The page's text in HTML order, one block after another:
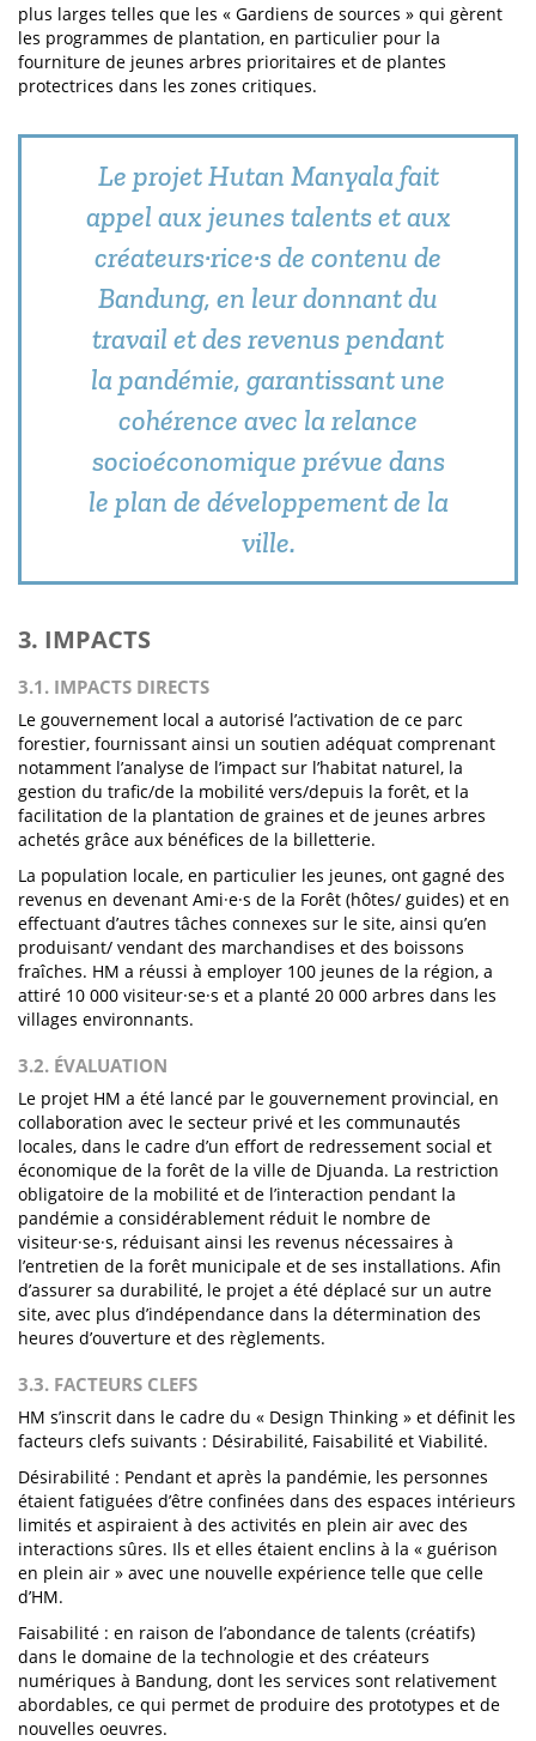
plus larges telles que les « Gardiens de sources » qui gèrent
les programmes de plantation, en particulier pour la
fourniture de jeunes arbres prioritaires et de plantes
protectrices dans les zones critiques.
Le projet Hutan Manyala fait
appel aux jeunes talents et aux
créateurs·rice·s de contenu de
Bandung, en leur donnant du
travail et des revenus pendant
la pandémie, garantissant une
cohérence avec la relance
socioéconomique prévue dans
le plan de développement de la
ville.
3. IMPACTS
3.1. IMPACTS DIRECTS
Le gouvernement local a autorisé l’activation de ce parc
forestier, fournissant ainsi un soutien adéquat comprenant
notamment l’analyse de l’impact sur l’habitat naturel, la
gestion du trafic/de la mobilité vers/depuis la forêt, et la
facilitation de la plantation de graines et de jeunes arbres
achetés grâce aux bénéfices de la billetterie.
La population locale, en particulier les jeunes, ont gagné des
revenus en devenant Ami·e·s de la Forêt (hôtes/ guides) et en
effectuant d’autres tâches connexes sur le site, ainsi qu’en
produisant/ vendant des marchandises et des boissons
fraîches. HM a réussi à employer 100 jeunes de la région, a
attiré 10 000 visiteur·se·s et a planté 20 000 arbres dans les
villages environnants.
3.2. ÉVALUATION
Le projet HM a été lancé par le gouvernement provincial, en
collaboration avec le secteur privé et les communautés
locales, dans le cadre d’un effort de redressement social et
économique de la forêt de la ville de Djuanda. La restriction
obligatoire de la mobilité et de l’interaction pendant la
pandémie a considérablement réduit le nombre de
visiteur·se·s, réduisant ainsi les revenus nécessaires à
l’entretien de la forêt municipale et de ses installations. Afin
d’assurer sa durabilité, le projet a été déplacé sur un autre
site, avec plus d’indépendance dans la détermination des
heures d’ouverture et des règlements.
3.3. FACTEURS CLEFS
HM s’inscrit dans le cadre du « Design Thinking » et définit les
facteurs clefs suivants : Désirabilité, Faisabilité et Viabilité.
Désirabilité : Pendant et après la pandémie, les personnes
étaient fatiguées d’être confinées dans des espaces intérieurs
limités et aspiraient à des activités en plein air avec des
interactions sûres. Ils et elles étaient enclins à la « guérison
en plein air » avec une nouvelle expérience telle que celle
d’HM.
Faisabilité : en raison de l’abondance de talents (créatifs)
dans le domaine de la technologie et des créateurs
numériques à Bandung, dont les services sont relativement
abordables, ce qui permet de produire des prototypes et de
nouvelles oeuvres.